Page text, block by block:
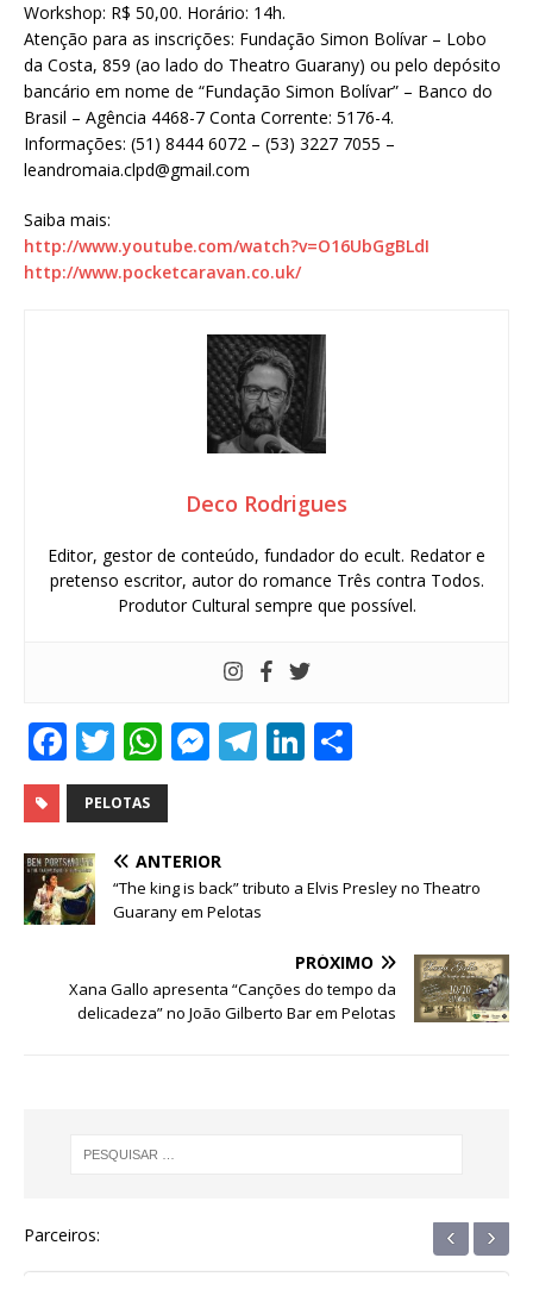
Workshop: R$ 50,00. Horário: 14h.
Atenção para as inscrições: Fundação Simon Bolívar – Lobo
da Costa, 859 (ao lado do Theatro Guarany) ou pelo depósito
bancário em nome de “Fundação Simon Bolívar” – Banco do
Brasil – Agência 4468-7 Conta Corrente: 5176-4.
Informações: (51) 8444 6072 – (53) 3227 7055 –
leandromaia.clpd@gmail.com
Saiba mais:
http://www.youtube.com/watch?v=O16UbGgBLdI
http://www.pocketcaravan.co.uk/
Deco Rodrigues
Editor, gestor de conteúdo, fundador do ecult. Redator e
pretenso escritor, autor do romance Três contra Todos.
Produtor Cultural sempre que possível.
F
a
c
e
b
o
k
T
w
it
te
r
W
h
at
s
A
p
M
e
n
g
r
T
ra
m
Li
dI
PELOTAS
ANTERIOR
“The king is back” tributo a Elvis Presley no Theatro
Guarany em Pelotas
PRÓXIMO
Xana Gallo apresenta “Canções do tempo da
delicadeza” no João Gilberto Bar em Pelotas
Parceiros: ‹ ›